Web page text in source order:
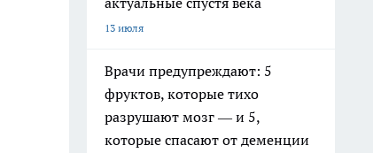
13 июля
Врачи предупреждают: 5
фруктов, которые тихо
разрушают мозг — и 5,
которые спасают от деменции